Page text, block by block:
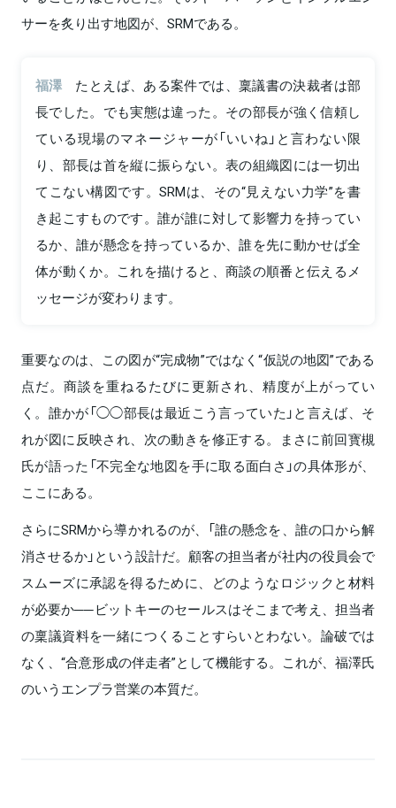
サーを炙り出す地図が、SRMである。
福澤
たとえば、ある案件では、稟議書の決裁者は部
長でした。でも実態は違った。その部長が強く信頼し
ている現場のマネージャーが「いいね」と言わない限
り、部長は首を縦に振らない。表の組織図には一切出
てこない構図です。SRMは、その“見えない力学”を書
き起こすものです。誰が誰に対して影響力を持ってい
るか、誰が懸念を持っているか、誰を先に動かせば全
体が動くか。これを描けると、商談の順番と伝えるメ
ッセージが変わります。
重要なのは、この図が“完成物”ではなく“仮説の地図”である
点だ。商談を重ねるたびに更新され、精度が上がってい
く。誰かが「◯◯部長は最近こう言っていた」と言えば、そ
れが図に反映され、次の動きを修正する。まさに前回寳槻
氏が語った「不完全な地図を手に取る面白さ」の具体形が、
ここにある。
さらにSRMから導かれるのが、「誰の懸念を、誰の口から解
消させるか」という設計だ。顧客の担当者が社内の役員会で
スムーズに承認を得るために、どのようなロジックと材料
が必要か──ビットキーのセールスはそこまで考え、担当者
の稟議資料を一緒につくることすらいとわない。論破では
なく、“合意形成の伴走者”として機能する。これが、福澤氏
のいうエンプラ営業の本質だ。